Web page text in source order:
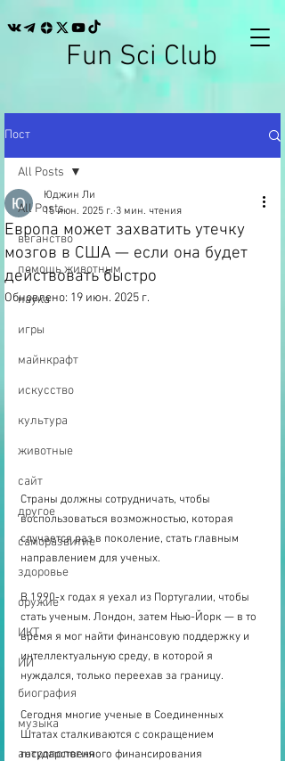
Fun Sci Club
Пост
All Posts
веганство
помощь животным
наука
игры
майнкрафт
искусство
культура
животные
сайт
другое
саморазвитие
здоровье
оружие
ИКТ
ИИ
биография
музыка
антропология
All Posts
Европа может захватить утечку
мозгов в США — если она будет
действовать быстро
Юджин Ли
15 июн. 2025 г. 3 мин. чтения
Обновлено: 19 июн. 2025 г.
Страны должны сотрудничать, чтобы
воспользоваться возможностью, которая
случается раз в поколение, стать главным
направлением для ученых.
В 1990-х годах я уехал из Португалии, чтобы
стать ученым. Лондон, затем Нью-Йорк — в то
время я мог найти финансовую поддержку и
интеллектуальную среду, в которой я
нуждался, только переехав за границу.
Сегодня многие ученые в Соединенных
Штатах сталкиваются с сокращением
государственного финансирования